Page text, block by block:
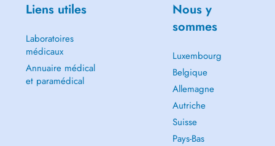
Liens utiles
Laboratoires
médicaux
Annuaire médical
et paramédical
Nous y
sommes
Luxembourg
Belgique
Allemagne
Autriche
Suisse
Pays-Bas